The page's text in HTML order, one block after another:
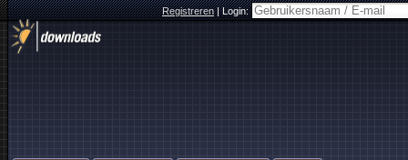
Registreren|Login: